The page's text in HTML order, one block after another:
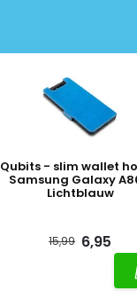
Qubits - slim wallet
Samsung Galaxy
Lichtblauw
15,99 6,95